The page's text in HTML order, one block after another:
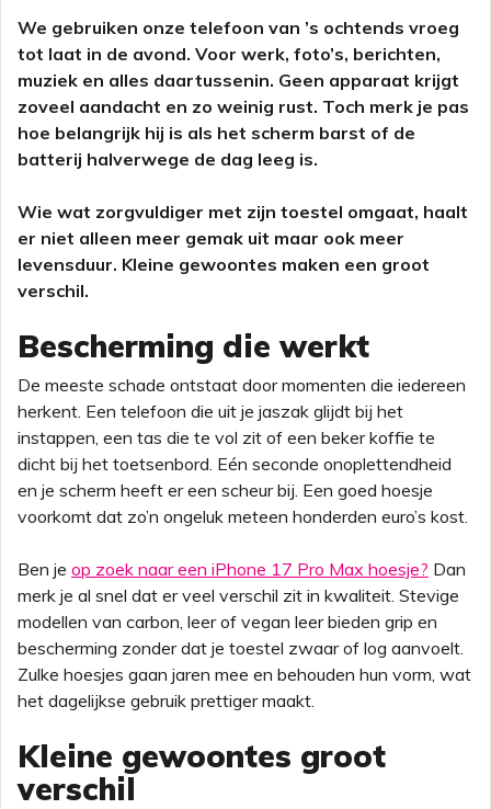
We gebruiken onze telefoon van ’s ochtends vroeg
tot laat in de avond. Voor werk, foto’s, berichten,
muziek en alles daartussenin. Geen apparaat krijgt
zoveel aandacht en zo weinig rust. Toch merk je pas
hoe belangrijk hij is als het scherm barst of de
batterij halverwege de dag leeg is.
Wie wat zorgvuldiger met zijn toestel omgaat, haalt
er niet alleen meer gemak uit maar ook meer
levensduur. Kleine gewoontes maken een groot
verschil.
Bescherming die werkt
De meeste schade ontstaat door momenten die iedereen
herkent. Een telefoon die uit je jaszak glijdt bij het
instappen, een tas die te vol zit of een beker koffie te
dicht bij het toetsenbord. Eén seconde onoplettendheid
en je scherm heeft er een scheur bij. Een goed hoesje
voorkomt dat zo’n ongeluk meteen honderden euro’s kost.
Ben je op zoek naar een iPhone 17 Pro Max hoesje? Dan
merk je al snel dat er veel verschil zit in kwaliteit. Stevige
modellen van carbon, leer of vegan leer bieden grip en
bescherming zonder dat je toestel zwaar of log aanvoelt.
Zulke hoesjes gaan jaren mee en behouden hun vorm, wat
het dagelijkse gebruik prettiger maakt.
Kleine gewoontes groot
verschil